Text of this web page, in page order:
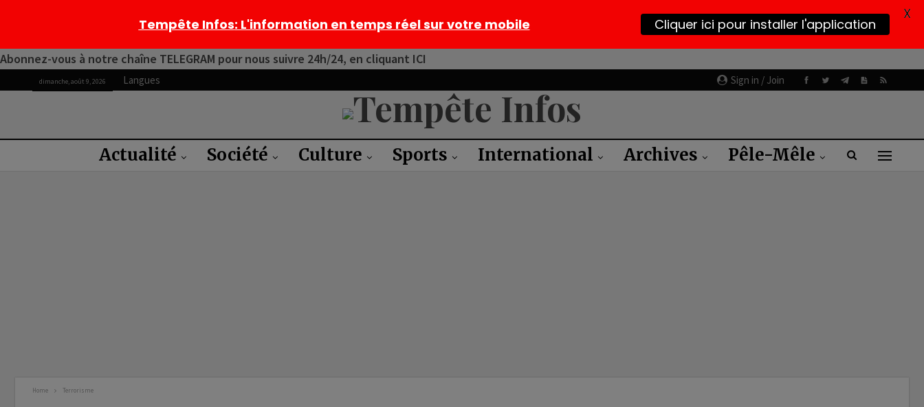
Abonnez-vous à notre chaîne TELEGRAM pour nous suivre 24h/24, en cliquant ICI
Sign in / Join
dimanche, août 9, 2026 Langues
Actualité Société Culture Sports International Archives Pêle-Mêle
Home Terrorisme
Tempête Infos: L'information en temps réel sur votre mobile Cliquer ici pour installer l'application X